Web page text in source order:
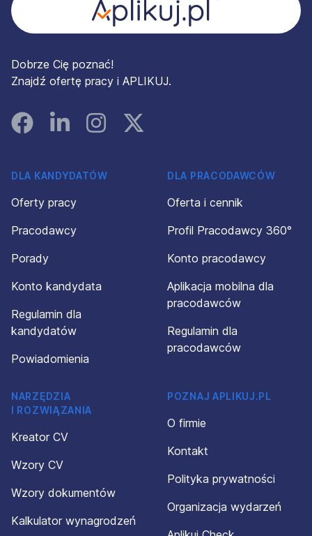
Dobrze Cię poznać!
Znajdź ofertę pracy i APLIKUJ.
FacebookLinked InInstagramInstagram
DLA KANDYDATÓW
Oferty pracy
Pracodawcy
Porady
Konto kandydata
Regulamin dla
kandydatów
Powiadomienia
DLA PRACODAWCÓW
Oferta i cennik
Profil Pracodawcy 360°
Konto pracodawcy
Aplikacja mobilna dla
pracodawców
Regulamin dla
pracodawców
NARZĘDZIA
I ROZWIĄZANIA
Kreator CV
Wzory CV
Wzory dokumentów
Kalkulator wynagrodzeń
POZNAJ APLIKUJ.PL
O firmie
Kontakt
Polityka prywatności
Organizacja wydarzeń